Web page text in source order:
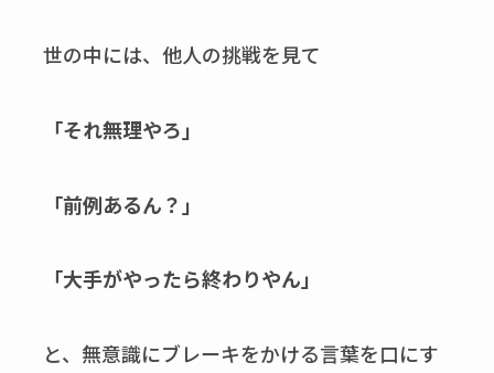
世の中には、他人の挑戦を見て
「それ無理やろ」
「前例あるん？」
「大手がやったら終わりやん」
と、無意識にブレーキをかける言葉を口にす